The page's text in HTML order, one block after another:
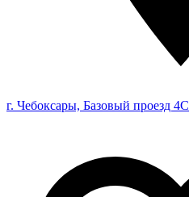
г. Чебоксары, Базовый проезд 4С